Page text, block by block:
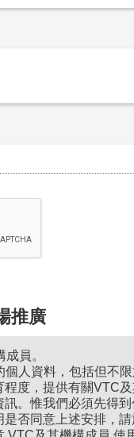
推廣
員。
人資料，包括但不
度，提供有關VTC
。惟我們必須先得
否同意上述安排，